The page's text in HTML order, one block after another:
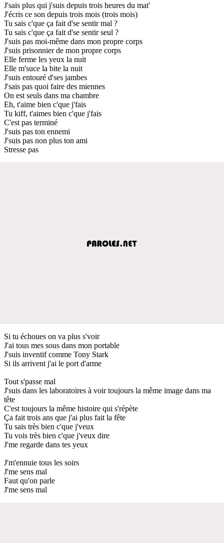
J'sais plus qui j'suis depuis trois heures du mat'
J'écris ce son depuis trois mois (trois mois)
Tu sais c'que ça fait d'se sentir mal ?
Tu sais c'que ça fait d'se sentir seul ?
J'suis pas moi-même dans mon propre corps
J'suis prisonnier de mon propre corps
Elle ferme les yeux la nuit
Elle m'suce la bite la nuit
J'suis entouré d'ses jambes
J'sais pas quoi faire des miennes
On est seuls dans ma chambre
Eh, t'aime bien c'que j'fais
Tu kiff, t'aimes bien c'que j'fais
C'est pas terminé
J'suis pas ton ennemi
J'suis pas non plus ton ami
Stresse pas
Si tu échoues on va plus s'voir
J'ai tous mes sous dans mon portable
J'suis inventif comme Tony Stark
Si ils arrivent j'ai le port d'arme
Tout s'passe mal
J'suis dans les laboratoires à voir toujours la même image dans ma
tête
C'est toujours la même histoire qui s'répète
Ça fait trois ans que j'ai plus fait la fête
Tu sais très bien c'que j'veux
Tu vois très bien c'que j'veux dire
J'me regarde dans tes yeux
J'm'ennuie tous les soirs
J'me sens mal
Faut qu'on parle
J'me sens mal